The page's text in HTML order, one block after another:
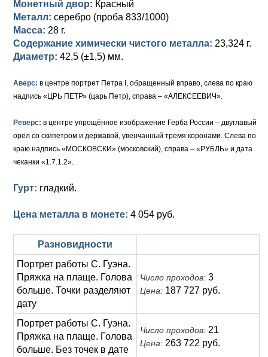
Русско-Польские
Для Польши
Для Грузии
Для Польши
Медь
Серебро
Медь
Для Молдавии и Валахии
Таврические монеты
Елизавета I (1741-1762)
Золото
Медь
Альбертусталер
Иоанн Антонович (1740-1741)
Петр II (1727-1730)
Екатерина I (1725-1727)
Петр I (1682-1725)
Золото
Серебро
Медь
Для Речи Посполитой
Монетный двор: Красный
Металл: серебро (проба 833/1000)
Масса: 28 г.
Содержание химически чистого металла: 23,324 г.
Диаметр: 42,5 (±1,5) мм.
Аверс: в центре портрет Петра I, обращенный вправо, слева по краю
надпись «ЦРЬ ПЕТР» (царь Петр), справа – «АЛЕКСЕЕВИЧ».
Реверс: в центре упрощённое изображение Герба России – двуглавый
орёл со скипетром и державой, увенчанный тремя коронами. Слева по
краю надпись «МОСКОВСКИ» (московский), справа – «РУБЛЬ» и дата
чеканки «1.7.1.2».
Гурт: гладкий.
Цена металла в монете: 4 054 руб.
Разновидности
Портрет работы C. Гуэна.
Пряжка на плаще. Голова
больше. Точки разделяют
дату
Число проходов: 3
Цена: 187 727 руб.
Портрет работы C. Гуэна.
Пряжка на плаще. Голова
больше. Без точек в дате
Число проходов: 21
Цена: 263 722 руб.